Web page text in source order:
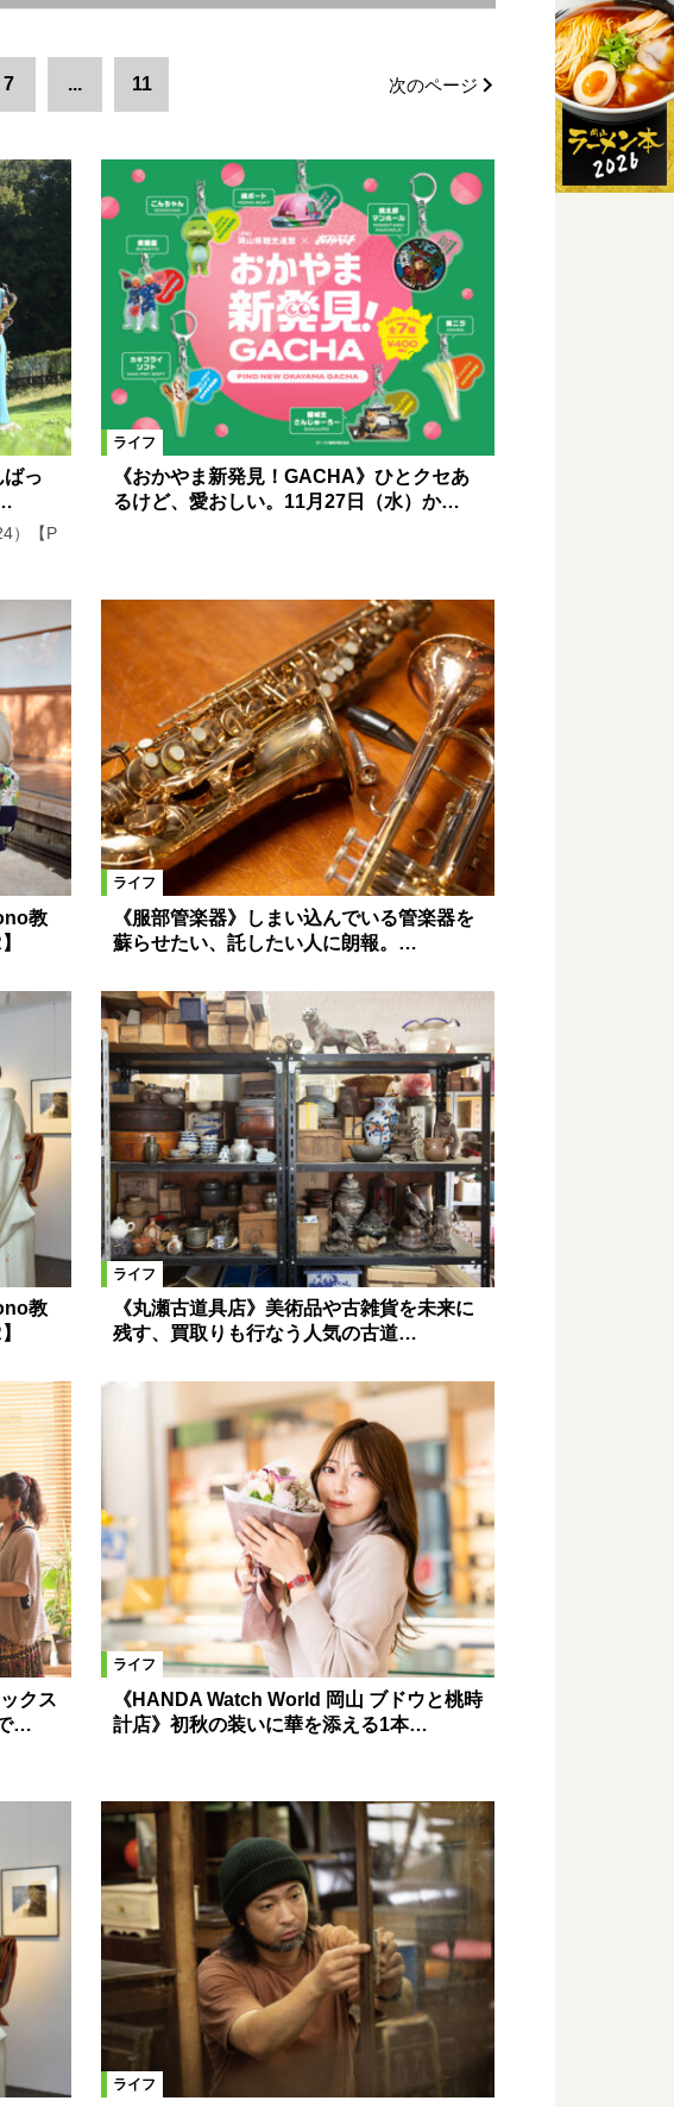
7 ... 11 次のページ
っ
）【P
ライフ
《おかやま新発見！GACHA》ひとクセあ
るけど、愛おしい。11月27日（水）か…
教
ライフ
《服部管楽器》しまい込んでいる管楽器を
蘇らせたい、託したい人に朗報。…
教
ライフ
《丸瀬古道具店》美術品や古雑貨を未来に
残す、買取りも行なう人気の古道…
クス
…
ライフ
《HANDA Watch World 岡山 ブドウと桃時
計店》初秋の装いに華を添える1本…
ライフ